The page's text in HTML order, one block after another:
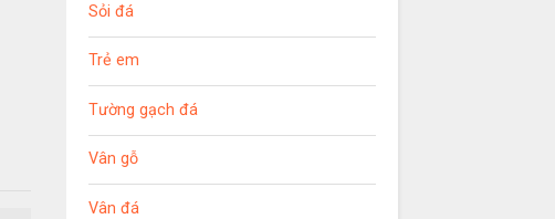
Sỏi đá
Trẻ em
Tường gạch đá
Vân gỗ
Vân đá